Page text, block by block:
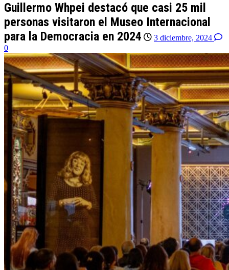
Guillermo Whpei destacó que casi 25 mil
personas visitaron el Museo Internacional
para la Democracia en 2024
3 diciembre, 2024
0